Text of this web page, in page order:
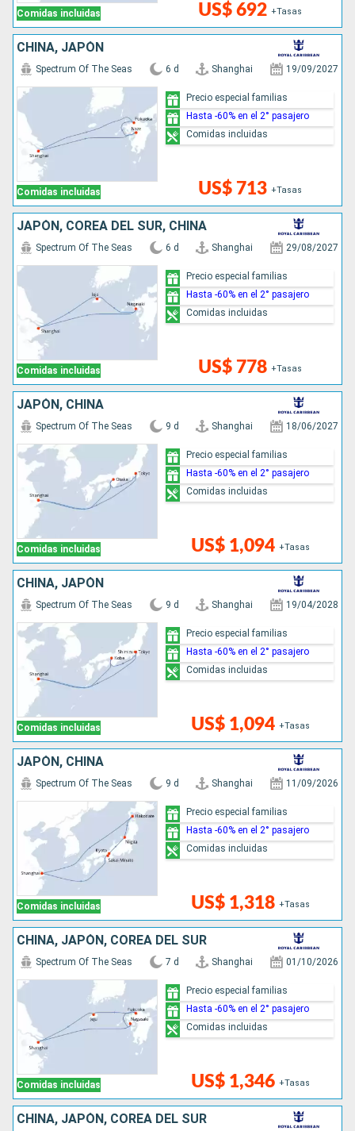
Comidas incluidas US$ 692 +Tasas
CHINA, JAPÓN
Comidas incluidas
Spectrum Of The Seas 6 d Shanghai 19/09/2027
US$ 713 +Tasas
Precio especial familias
Hasta -60% en el 2° pasajero
Comidas incluidas
JAPÓN, COREA DEL SUR, CHINA
Comidas incluidas
Spectrum Of The Seas 6 d Shanghai 29/08/2027
US$ 778 +Tasas
Precio especial familias
Hasta -60% en el 2° pasajero
Comidas incluidas
JAPÓN, CHINA
Comidas incluidas
Spectrum Of The Seas 9 d Shanghai 18/06/2027
US$ 1,094 +Tasas
Precio especial familias
Hasta -60% en el 2° pasajero
Comidas incluidas
CHINA, JAPÓN
Comidas incluidas
Spectrum Of The Seas 9 d Shanghai 19/04/2028
US$ 1,094 +Tasas
Precio especial familias
Hasta -60% en el 2° pasajero
Comidas incluidas
JAPÓN, CHINA
Comidas incluidas
Spectrum Of The Seas 9 d Shanghai 11/09/2026
US$ 1,318 +Tasas
Precio especial familias
Hasta -60% en el 2° pasajero
Comidas incluidas
CHINA, JAPÓN, COREA DEL SUR
Comidas incluidas
Spectrum Of The Seas 7 d Shanghai 01/10/2026
US$ 1,346 +Tasas
Precio especial familias
Hasta -60% en el 2° pasajero
Comidas incluidas
CHINA, JAPÓN, COREA DEL SUR